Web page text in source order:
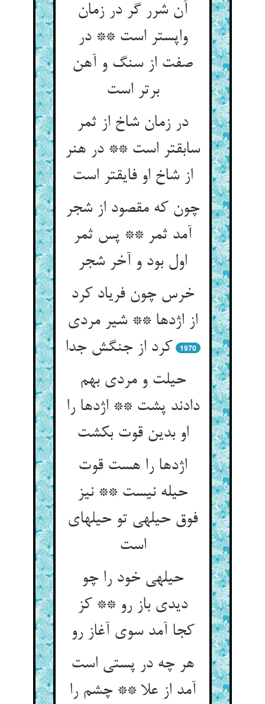
آن شرر گر در زمان
واپس‏تر است ** در
صفت از سنگ و آهن
برتر است‏
در زمان شاخ از ثمر
سابق‏تر است ** در هنر
از شاخ او فایق‏تر است‏
چون که مقصود از شجر
آمد ثمر ** پس ثمر
اول بود و آخر شجر
خرس چون فریاد کرد
از اژدها ** شیر مردی
کرد از جنگش جدا
1970
حیلت و مردی بهم
دادند پشت ** اژدها را
او بدین قوت بکشت‏
اژدها را هست قوت
حیله نیست ** نیز
فوق حیله‏ی تو حیله‏ای
است‏
حیله‏ی خود را چو
دیدی باز رو ** کز
کجا آمد سوی آغاز رو
هر چه در پستی است
آمد از علا ** چشم را